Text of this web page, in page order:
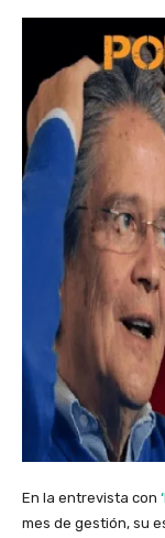
En la entrevista con
mes de gestión, su